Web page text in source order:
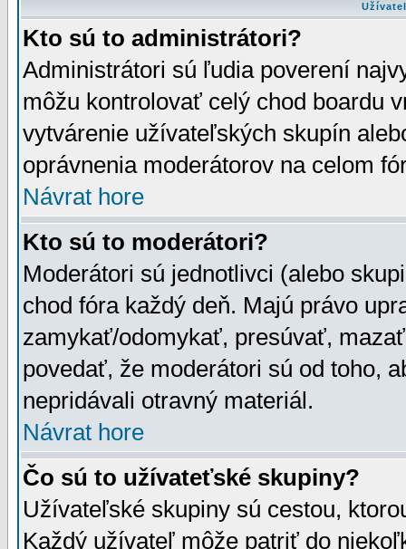
Kto sú to administrátori?
Administrátori sú ľudia poverení
môžu kontrolovať celý chod boardu
vytvárenie užívateľských skupín
oprávnenia moderátorov na celom
Návrat hore
Kto sú to moderátori?
Moderátori sú jednotlivci (alebo
chod fóra každý deň. Majú právo
zamykať/odomykať, presúvať,
povedať, že moderátori sú od toho,
nepridávali otravný materiál.
Návrat hore
Čo sú to užívateťské skupiny?
Užívateľské skupiny sú cestou,
Každý užívateľ môže patriť do